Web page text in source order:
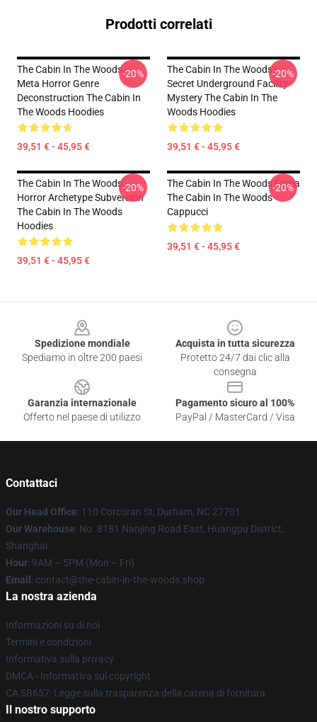
Prodotti correlati
The Cabin In The Woods -
Meta Horror Genre
Deconstruction The Cabin In
The Woods Hoodies
39,51 € - 45,95 €
-20%
The Cabin In The Woods -
Secret Underground Facility
Mystery The Cabin In The
Woods Hoodies
39,51 € - 45,95 €
-20%
The Cabin In The Woods -
Horror Archetype Subversion
The Cabin In The Woods
Hoodies
39,51 € - 45,95 €
-20%
The Cabin In The Woods Firma
The Cabin In The Woods
Cappucci
39,51 € - 45,95 €
-20%
Spedizione mondiale
Spediamo in oltre 200 paesi
Acquista in tutta sicurezza
Protetto 24/7 dai clic alla
consegna
Garanzia internazionale
Offerto nel paese di utilizzo
Pagamento sicuro al 100%
PayPal / MasterCard / Visa
Contattaci
Our Head Office: 110 Corcoran St, Durham, NC 27701
Our Warehouse: No. 8181 Nanjing Road East, Huangpu District,
Shanghai
Hour: 9AM – 5PM (Mon – Fri)
Email : contact@the-cabin-in-the-woods.shop
La nostra azienda
Informazioni su di noi
Termini e condizioni
Informativa sulla privacy
DMCA - Informativa sul copyright
CA SB657: Legge sulla trasparenza della catena di fornitura
Il nostro supporto